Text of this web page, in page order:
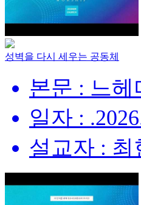
성벽을 다시 세우는 공동체
본문 : 느헤
일자 :
설교자 : 최